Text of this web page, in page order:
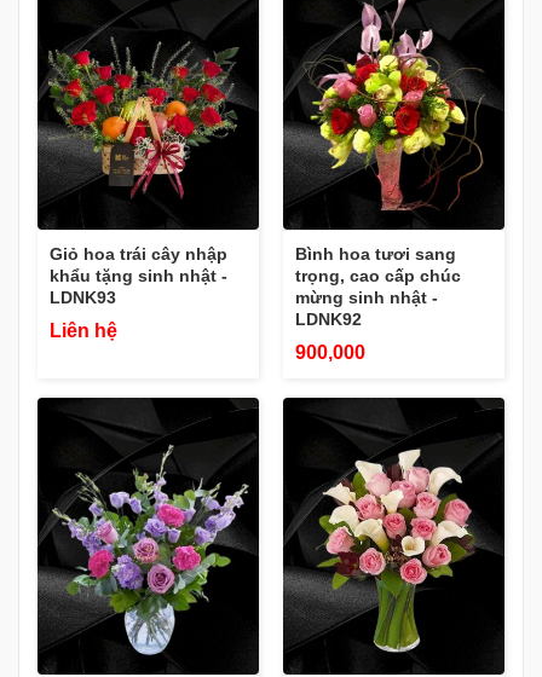
Giỏ hoa trái cây nhập
khẩu tặng sinh nhật -
LDNK93
Liên hệ
Bình hoa tươi sang
trọng, cao cấp chúc
mừng sinh nhật -
LDNK92
900,000